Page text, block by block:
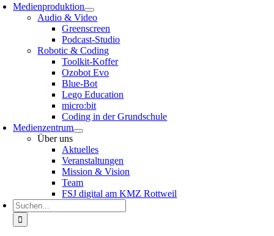
Medienproduktion
Audio & Video
Greenscreen
Podcast-Studio
Robotic & Coding
Toolkit-Koffer
Ozobot Evo
Blue-Bot
Lego Education
micro:bit
Coding in der Grundschule
Medienzentrum
Über uns
Aktuelles
Veranstaltungen
Mission & Vision
Team
FSJ digital am KMZ Rottweil
Suche
nach: